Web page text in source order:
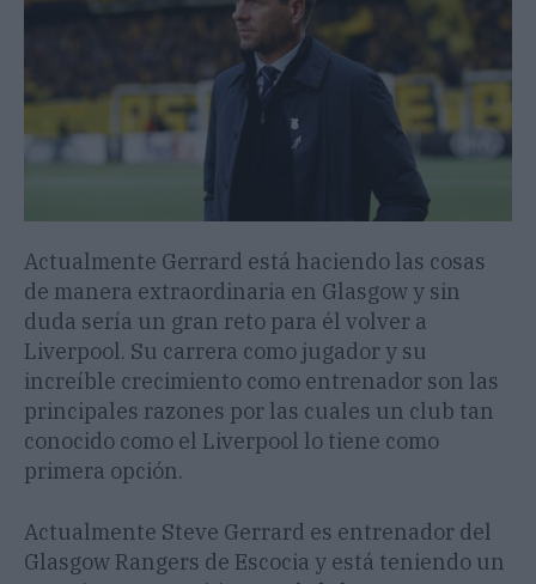
Actualmente Gerrard está haciendo las cosas
de manera extraordinaria en Glasgow y sin
duda sería un gran reto para él volver a
Liverpool. Su carrera como jugador y su
increíble crecimiento como entrenador son las
principales razones por las cuales un club tan
conocido como el Liverpool lo tiene como
primera opción.
Actualmente Steve Gerrard es entrenador del
Glasgow Rangers de Escocia y está teniendo un